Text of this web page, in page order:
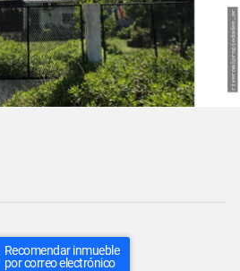
Recomendar inmueble
por correo electrónico